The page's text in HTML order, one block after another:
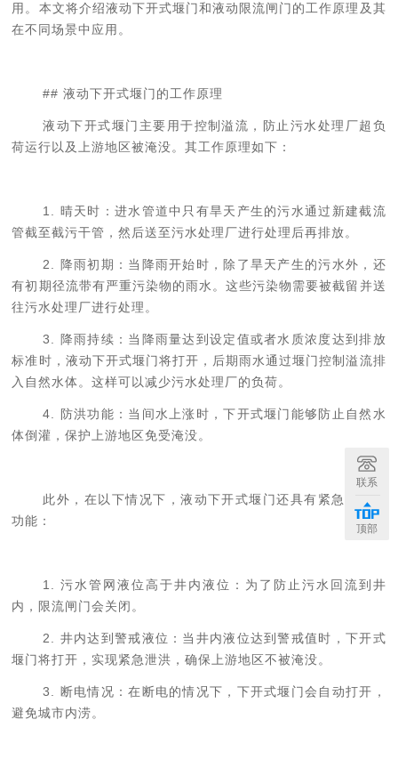
用。本文将介绍液动下开式堰门和液动限流闸门的工作原理及其
在不同场景中应用。
## 液动下开式堰门的工作原理
液动下开式堰门主要用于控制溢流，防止污水处理厂超负
荷运行以及上游地区被淹没。其工作原理如下：
1. 晴天时：进水管道中只有旱天产生的污水通过新建截流
管截至截污干管，然后送至污水处理厂进行处理后再排放。
2. 降雨初期：当降雨开始时，除了旱天产生的污水外，还
有初期径流带有严重污染物的雨水。这些污染物需要被截留并送
往污水处理厂进行处理。
3. 降雨持续：当降雨量达到设定值或者水质浓度达到排放
标准时，液动下开式堰门将打开，后期雨水通过堰门控制溢流排
入自然水体。这样可以减少污水处理厂的负荷。
4. 防洪功能：当间水上涨时，下开式堰门能够防止自然水
体倒灌，保护上游地区免受淹没。
此外，在以下情况下，液动下开式堰门还具有紧急泄洪的
功能：
1. 污水管网液位高于井内液位：为了防止污水回流到井
内，限流闸门会关闭。
2. 井内达到警戒液位：当井内液位达到警戒值时，下开式
堰门将打开，实现紧急泄洪，确保上游地区不被淹没。
3. 断电情况：在断电的情况下，下开式堰门会自动打开，
避免城市内涝。
联系
顶部